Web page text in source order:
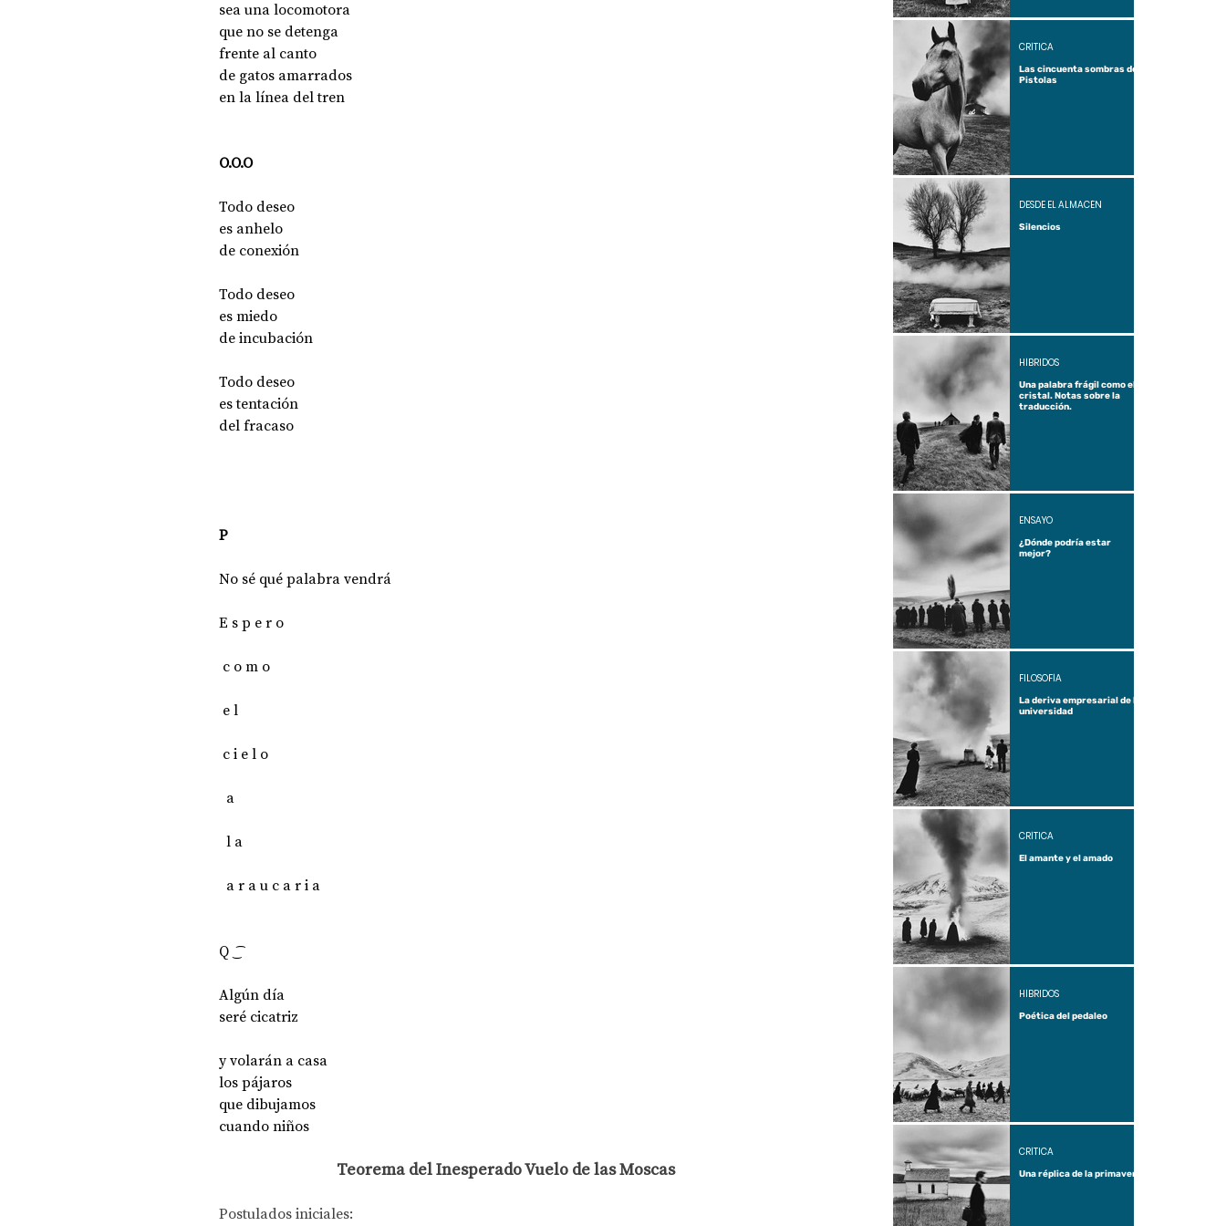
sea una locomotora
que no se detenga
frente al canto
de gatos amarrados
en la línea del tren
O.O.O
Todo deseo
es anhelo
de conexión
Todo deseo
es miedo
de incubación
Todo deseo
es tentación
del fracaso
P
No sé qué palabra vendrá
E s p e r o
c o m o
e l
c i e l o
a
l a
a r a u c a r i a
Q ͜ ͡
Algún día
seré cicatriz
y volarán a casa
los pájaros
que dibujamos
cuando niños
Teorema del Inesperado Vuelo de las Moscas
Postulados iniciales:
Las cincuenta sombras de
Pistolas
CRÍTICA
Silencios
DESDE EL ALMACÉN
Una palabra frágil como el
cristal. Notas sobre la
traducción.
HÍBRIDOS
¿Dónde podría estar
mejor?
ENSAYO
La deriva empresarial de la
universidad
FILOSOFÍA
El amante y el amado
CRÍTICA
Poética del pedaleo
HÍBRIDOS
Una réplica de la primavera
CRÍTICA